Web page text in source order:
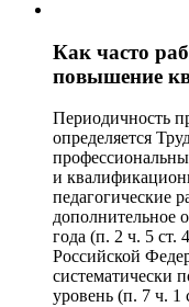
Как часто
повышение
Периодичность
определяется
и
педагогические
дополнительное
года (п. 2 ч. 5 ст.
Российской
систематически
уровень (п. 7 ч. 1